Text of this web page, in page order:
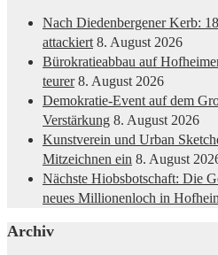
Nach Diedenbergener Kerb:
attackiert 8. August 2026
Bürokratieabbau auf
teurer 8. August 2026
Demokratie-Event auf dem
Verstärkung 8. August 2026
Kunstverein und Urban
Mitzeichnen ein 8. August
Nächste Hiobsbotschaft: Die
neues Millionenloch in
Archiv